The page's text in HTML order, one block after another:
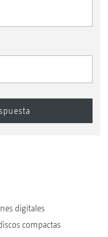
digitales
compactas